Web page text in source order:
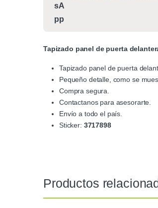
Tapizado panel de puerta
Tapizado panel de puerta
Pequeño detalle, como se
Compra segura.
Contactanos para asesorarte.
Envío a todo el país.
Sticker: 3717898
Productos